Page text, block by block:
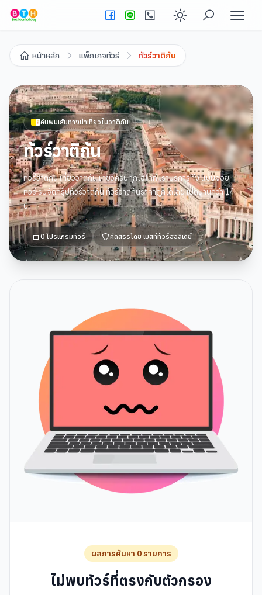
Enable dark
หน้าหลัก แพ็กเกจทัวร์ ทัวร์วาติกัน
ค้นพบเส้นทางน่าเที่ยวในวาติกัน
ทัวร์วาติกัน
ทัวร์วาติกัน เที่ยววาติกัน เที่ยวครบทุกไฮไลท์ เราบริการทั้ง แบบจอย
ทัวร์ รับจัดกรุ๊ปทัวร์วาติกัน ทัวร์วาติกันราคาถูกได้เลย เปิดนานกว่า 14
ปี
0 โปรแกรมทัวร์ คัดสรรโดย เบสท์ทัวร์ฮอลิเดย์
ผลการค้นหา 0 รายการ
ไม่พบทัวร์ที่ตรงกับตัวกรอง